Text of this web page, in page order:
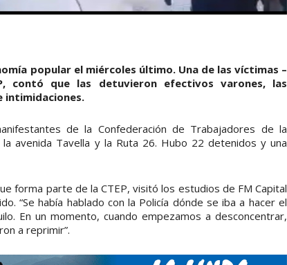
popular el miércoles último. Una de las víctimas –
contó que las detuvieron efectivos varones, las
intimidaciones.
de la Confederación de Trabajadores de la
avenida Tavella y la Ruta 26. Hubo 22 detenidos y una
forma parte de la CTEP, visitó los estudios de FM Capital
“Se había hablado con la Policía dónde se iba a hacer el
En un momento, cuando empezamos a desconcentrar,
a reprimir”.